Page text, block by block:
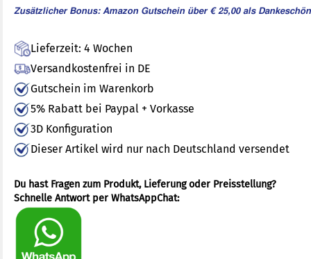
Zusätzlicher Bonus: Amazon Gutschein über € 25,00 als
Lieferzeit: 4 Wochen
Versandkostenfrei in DE
Gutschein im Warenkorb
5% Rabatt bei Paypal + Vorkasse
3D Konfiguration
Dieser Artikel wird nur nach Deutschland versendet
Du hast Fragen zum Produkt, Lieferung oder Preisstellung?
Schnelle Antwort per WhatsAppChat: